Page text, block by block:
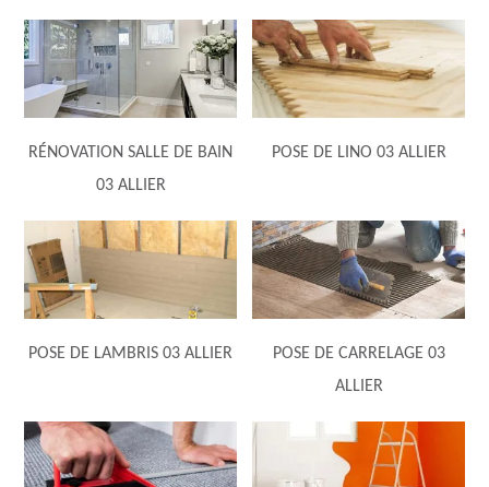
RÉNOVATION SALLE DE BAIN
03 ALLIER
POSE DE LINO 03 ALLIER
POSE DE LAMBRIS 03 ALLIER
POSE DE CARRELAGE 03
ALLIER